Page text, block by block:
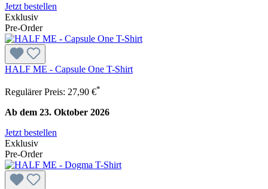
Jetzt bestellen
Exklusiv
Pre-Order
HALF ME - Capsule One T-Shirt
Regulärer Preis: 27,90 €*
Ab dem 23. Oktober 2026
Jetzt bestellen
Exklusiv
Pre-Order